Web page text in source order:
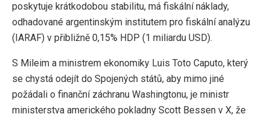
poskytuje krátkodobou stabilitu, má fiskální náklady,
odhadované argentinským institutem pro fiskální analýzu
(IARAF) v přibližně 0,15% HDP (1 miliardu USD).
S Mileim a ministrem ekonomiky Luis Toto Caputo, který
se chystá odejít do Spojených států, aby mimo jiné
požádali o finanční záchranu Washingtonu, je ministr
ministerstva amerického pokladny Scott Bessen v X, že